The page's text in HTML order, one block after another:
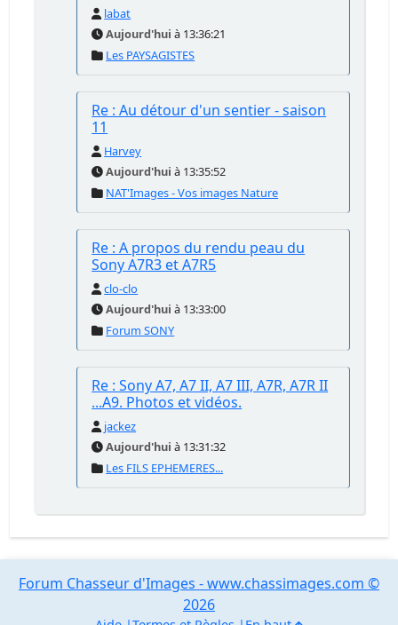
labat
Aujourd'hui à 13:36:21
Les PAYSAGISTES
Re : Au détour d'un sentier - saison
11
Harvey
Aujourd'hui à 13:35:52
NAT'Images - Vos images Nature
Re : A propos du rendu peau du
Sony A7R3 et A7R5
clo-clo
Aujourd'hui à 13:33:00
Forum SONY
Re : Sony A7, A7 II, A7 III, A7R, A7R II
...A9. Photos et vidéos.
jackez
Aujourd'hui à 13:31:32
Les FILS EPHEMERES...
Forum Chasseur d'Images - www.chassimages.com ©
2026